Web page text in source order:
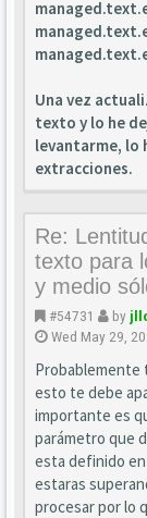
Una vez
texto y lo he
levantarme, lo
extracciones.
Re:
texto para
y medio
#54731 by
Wed May 29,
Probablemente
esto te debe
importante es
parámetro que
esta definido
estaras
procesar por lo